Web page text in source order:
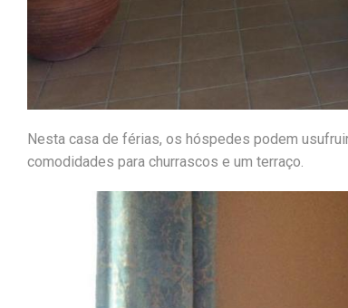
Nesta casa de férias, os hóspedes podem
comodidades para churrascos e um terraço.